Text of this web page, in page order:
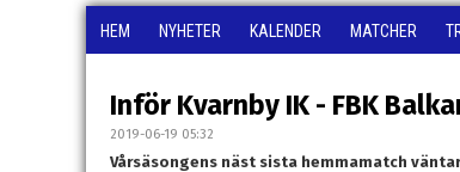
HEM NYHETER KALENDER MATCHER
Inför Kvarnby IK - FBK
2019-06-19 05:32
Vårsäsongens näst sista hemmamatch